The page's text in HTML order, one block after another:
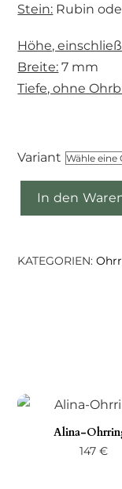
Stein: Rubin
Höhe,
Breite: 7 mm
Tiefe, ohne
Variant
In den
KATEGORIEN:
Alina-
147€